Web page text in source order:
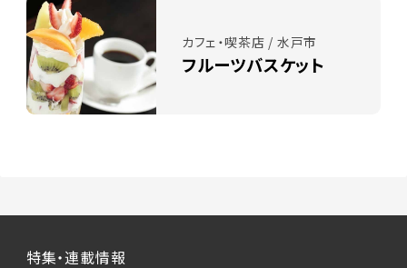
カフェ・喫茶店 / 水戸市
フルーツバスケット
特集・連載情報